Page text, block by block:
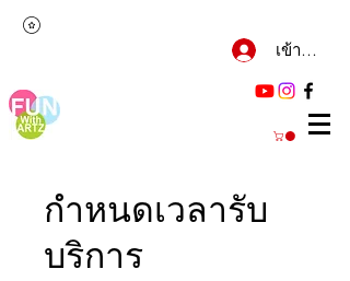
เข้าสู่ระบบ
กำหนดเวลารับ
บริการ